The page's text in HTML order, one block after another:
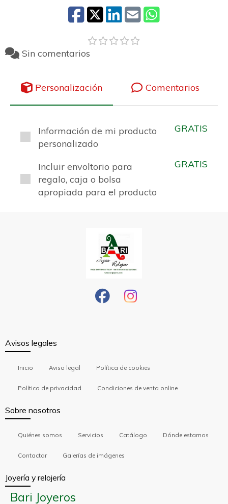
Sin comentarios
Personalización Comentarios
Información de mi producto
personalizado
GRATIS
Incluir envoltorio para
regalo, caja o bolsa
apropiada para el producto
GRATIS
Avisos legales
Inicio Aviso legal Política de cookies
Política de privacidad Condiciones de venta online
Sobre nosotros
Quiénes somos Servicios Catálogo Dónde estamos
Contactar Galerías de imágenes
Joyería y relojería
Bari Joyeros